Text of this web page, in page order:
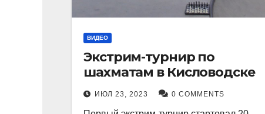
ВИДЕО
Экстрим-турнир по
шахматам в Кисловодске
ИЮЛ 23, 2023 0 COMMENTS